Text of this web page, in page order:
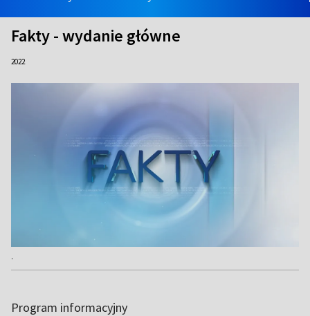
Fakty - wydanie główne
2022
.
Program informacyjny